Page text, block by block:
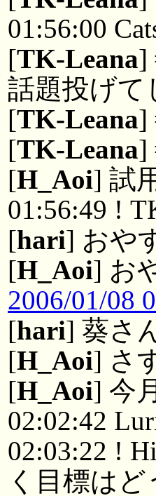
01:56:00
[TK-Leana]
話題投げて
[TK-Leana]
[TK-Leana]
[H_Aoi] 試
01:56:49 !
[hari] おや
[H_Aoi] お
2006/01/08
[hari] 葵さ
[H_Aoi] さ
[H_Aoi] 今
02:02:42
02:03:22 !
く目標は